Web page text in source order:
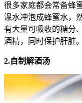
很多家庭都会常备蜂
温水冲泡成蜂蜜水，
有大量可吸收的糖分
酒精，同时保护肝脏。
2.自制解酒汤